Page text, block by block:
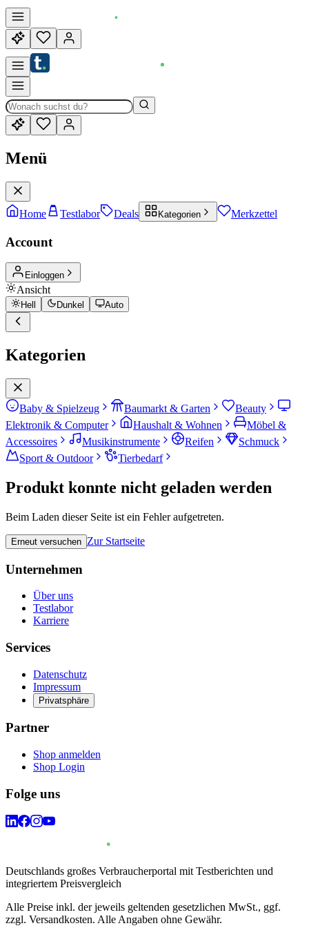
Menü
Home Testlabor Deals Kategorien Merkzettel
Account
Einloggen
Ansicht
Hell Dunkel Auto
Kategorien
Baby & Spielzeug Baumarkt & Garten
Beauty
Elektronik & Computer
Haushalt & Wohnen
Möbel &
Accessoires
Musikinstrumente Reifen
Schmuck
Sport & Outdoor
Tierbedarf
Produkt konnte nicht geladen werden
Beim Laden dieser Seite ist ein Fehler aufgetreten.
Erneut versuchen Zur Startseite
Unternehmen
Über uns
Testlabor
Karriere
Services
Datenschutz
Impressum
Privatsphäre
Partner
Shop anmelden
Shop Login
Folge uns
Deutschlands großes Verbraucherportal mit Testberichten und
integriertem Preisvergleich
Alle Preise inkl. der jeweils geltenden gesetzlichen MwSt., ggf.
zzgl. Versandkosten. Alle Angaben ohne Gewähr.